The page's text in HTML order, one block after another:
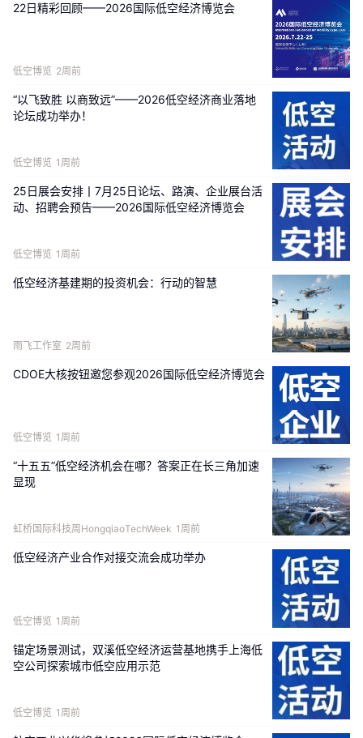
洛阳文旅集团携龙门石窟、隋唐洛阳城等顶级文旅IP及
入局，为低空新
此外，海南
经开创融、富处资本、安徽广投等机构的加
入，进一步整合了区域产业基金与市场化资本，为公司
全国性布局提供有力支撑。
低空经济作为国家重点培育的新质生产力代表，正迎来
22日精彩回顾——2026国际低空经济博览会
低空博览 2周前
“以飞致胜 以商致远”——2026低空经济商业落地
论坛成功举办！
低空博览 1周前
25日展会安排丨7月25日论坛、路演、企业展台活
动、招聘会预告——2026国际低空经济博览会
低空博览 1周前
低空经济基建期的投资机会：行动的智慧
雨飞工作室 2周前
CDOE大核按钮邀您参观2026国际低空经济博览会
低空博览 1周前
“十五五”低空经济机会在哪？答案正在长三角加速
显现
虹桥国际科技周HongqiaoTechWeek 1周前
低空经济产业合作对接交流会成功举办
低空博览 1周前
锚定场景测试，双溪低空经济运营基地携手上海低
空公司探索城市低空应用示范
低空博览 1周前